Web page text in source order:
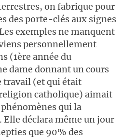
on fabrique pour
des porte-clés aux signes
exemples ne manquent
personnellement
(1ère année du
dame donnant un cours
travail (et qui était
catholique) aimait
qui la
Elle déclara même un jour
que 90% des